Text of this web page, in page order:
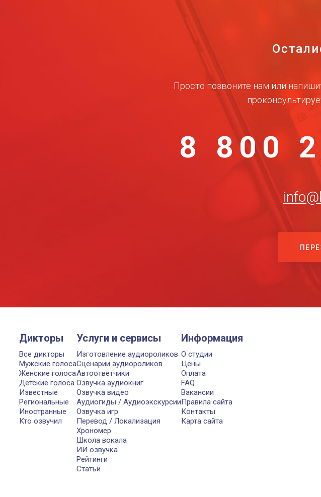
Просто позвоните нам или
8 800
Дикторы
Все дикторы
Мужские голоса
Женские голоса
Детские голоса
Известные
Региональные
Иностранные
Кто озвучил
Услуги и сервисы
Изготовление аудиороликов
Сценарии аудиороликов
Автоответчики
Озвучка аудиокниг
Озвучка видео
Аудиогиды / Аудиоэкскурсии
Озвучка игр
Перевод / Локализация
Хрономер
Школа вокала
ИИ озвучка
Рейтинги
Статьи
Информация
О студии
Цены
Оплата
FAQ
Вакансии
Правила сайта
Контакты
Карта сайта